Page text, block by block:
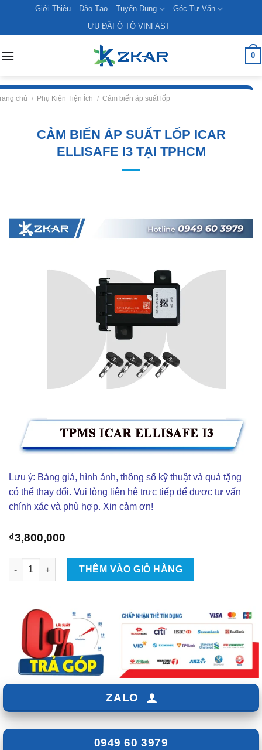
content
Giới Thiệu Đào Tạo Tuyển Dụng
Góc Tư Vấn
ƯU ĐÃI Ô TÔ VINFAST
0
chủ / Phụ Kiện Tiện Ích / Cảm biến áp suất lốp
CẢM BIẾN ÁP SUẤT LỐP ICAR
ELLISAFE I3 TẠI TPHCM
Lưu ý: Bảng giá, hình ảnh, thông số kỹ thuật và quà tặng
có thể thay đổi. Vui lòng liên hê trực tiếp để được tư vấn
chính xác và phù hợp. Xin cảm ơn!
₫3,800,000
Cảm Biến Áp Suất Lốp ICAR Ellisafe I3 Tại TPHCM số lượng
THÊM VÀO GIỎ HÀNG
ZALO
0949 60 3979